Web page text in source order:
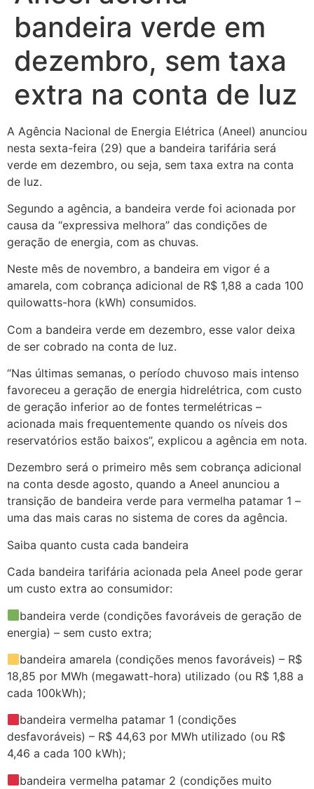
bandeira verde em
dezembro, sem taxa
extra na conta de luz
A Agência Nacional de Energia Elétrica (Aneel) anunciou
nesta sexta-feira (29) que a bandeira tarifária será
verde em dezembro, ou seja, sem taxa extra na conta
de luz.
Segundo a agência, a bandeira verde foi acionada por
causa da “expressiva melhora” das condições de
geração de energia, com as chuvas.
Neste mês de novembro, a bandeira em vigor é a
amarela, com cobrança adicional de R$ 1,88 a cada 100
quilowatts-hora (kWh) consumidos.
Com a bandeira verde em dezembro, esse valor deixa
de ser cobrado na conta de luz.
“Nas últimas semanas, o período chuvoso mais intenso
favoreceu a geração de energia hidrelétrica, com custo
de geração inferior ao de fontes termelétricas –
acionada mais frequentemente quando os níveis dos
reservatórios estão baixos”, explicou a agência em nota.
Dezembro será o primeiro mês sem cobrança adicional
na conta desde agosto, quando a Aneel anunciou a
transição de bandeira verde para vermelha patamar 1 –
uma das mais caras no sistema de cores da agência.
Saiba quanto custa cada bandeira
Cada bandeira tarifária acionada pela Aneel pode gerar
um custo extra ao consumidor:
bandeira verde (condições favoráveis de geração de
energia) – sem custo extra;
bandeira amarela (condições menos favoráveis) – R$
18,85 por MWh (megawatt-hora) utilizado (ou R$ 1,88 a
cada 100kWh);
bandeira vermelha patamar 1 (condições
desfavoráveis) – R$ 44,63 por MWh utilizado (ou R$
4,46 a cada 100 kWh);
bandeira vermelha patamar 2 (condições muito